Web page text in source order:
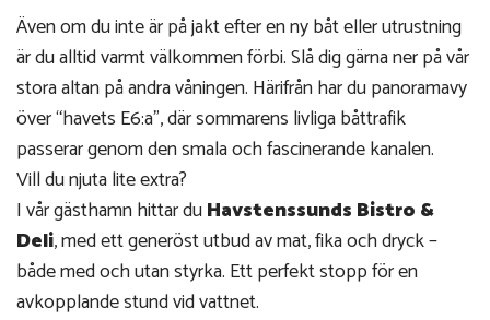
Även om du inte är på jakt efter en ny båt eller utrustning
är du alltid varmt välkommen förbi. Slå dig gärna ner på vår
stora altan på andra våningen. Härifrån har du panoramavy
över “havets E6:a”, där sommarens livliga båttrafik
passerar genom den smala och fascinerande kanalen.
Vill du njuta lite extra?
I vår gästhamn hittar duHavstenssunds Bistro &
Deli, med ett generöst utbud av mat, fika och dryck –
både med och utan styrka. Ett perfekt stopp för en
avkopplande stund vid vattnet.